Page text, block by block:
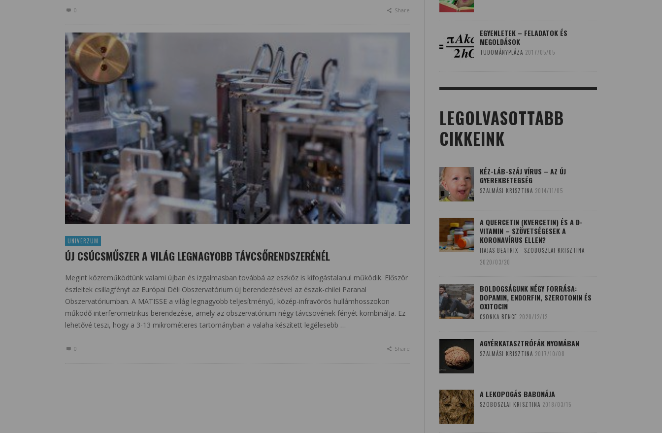
0 Share
UNIVERZUM
ÚJ CSÚCSMŰSZER A VILÁG LEGNAGYOBB TÁVCSŐRENDSZERÉNÉL
Megint közreműködtünk valami újban és izgalmasban továbbá az eszköz is kifogástalanul működik. Először
észleltek csillagfényt az Európai Déli Obszervatórium új berendezésével az észak-chilei Paranal
Obszervatóriumban. A MATISSE a világ legnagyobb teljesítményű, közép-infravörös hullámhosszokon
működő interferometrikus berendezése, amely az obszervatórium négy távcsövének fényét kombinálja. Ez
lehetővé teszi, hogy a 3-13 mikrométeres tartományban a valaha készített legélesebb …
0 Share
EGYENLETEK – FELADATOK ÉS
MEGOLDÁSOK
TUDOMÁNYPLÁZA 2017/05/05
LEGOLVASOTTABB
CIKKEINK
KÉZ-LÁB-SZÁJ VÍRUS – AZ ÚJ
GYEREKBETEGSÉG
SZALMÁSI KRISZTINA 2014/11/05
A QUERCETIN (KVERCETIN) ÉS A D-
VITAMIN – SZÖVETSÉGESEK A
KORONAVÍRUS ELLEN?
HAJAS BEATRIX - SZOBOSZLAI KRISZTINA
2020/03/20
BOLDOGSÁGUNK NÉGY FORRÁSA:
DOPAMIN, ENDORFIN, SZEROTONIN ÉS
OXITOCIN
CSONKA BENCE 2020/12/12
AGYÉRKATASZTRÓFÁK NYOMÁBAN
SZALMÁSI KRISZTINA 2017/10/08
A LEKOPOGÁS BABONÁJA
SZOBOSZLAI KRISZTINA 2018/03/15